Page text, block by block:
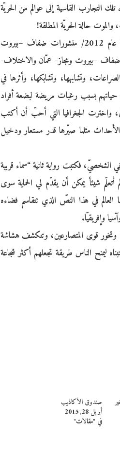
التجارب القاسية إلى عوالم من الحريّة
حالة الحريّة المطلقة!
ضمن هذا الشرط التاريخيّ كتبت نصّين روائيين “سجّاد عجمي” عام 2012/ منشورات ضفاف –بيروت
قريبة من بيتنا” 2015/ منشورات ضفاف –بيروت ومجاز- عمّان والاختلاف-
وتشابهها، وتشابكها، وأثرها في
حياتهم بسبب رغبات مريضة لبضعة أفراد
واخترت الجغرافيا التي أحبّ أن أكتب
الأحداث مثلما صيّرها قدر مستعار ودخيل
فكتبت رواية ثانية “سماء قريبة
شيئأ يمكن أن يقدّم لي الحماية سوى
في هذا النصّ الذي تتقاسم فضاءه
وإفريقيّا.
وتخور قوى المتصارعين، وتنكشف هشاشة
ليمنح الناس طريقة تجعلهم أكثر شجاعة
صندوق الأكاذيب
أبريل 28, 2015
في "مقالات"